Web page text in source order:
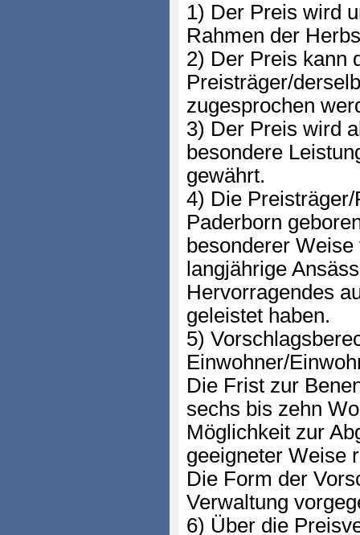
1) Der Preis wird
Rahmen der
2) Der Preis kann
Preisträger/
zugesprochen
3) Der Preis wird
besondere
gewährt.
4) Die
Paderborn
besonderer
langjährige
Hervorragendes
geleistet haben.
5)
Einwohner/
Die Frist zur
sechs bis zehn
Möglichkeit zur
geeigneter Weise
Die Form der
Verwaltung
6) Über die